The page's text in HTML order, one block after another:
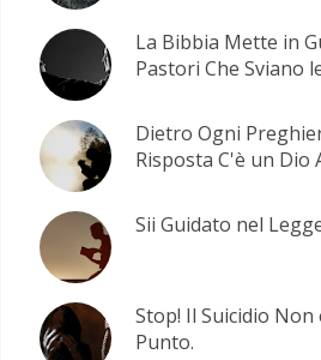
La Bibbia Mette in
Pastori Che Sviano
Dietro Ogni
Risposta C'è un Dio
Sii Guidato nel
Stop! Il Suicidio
Punto.